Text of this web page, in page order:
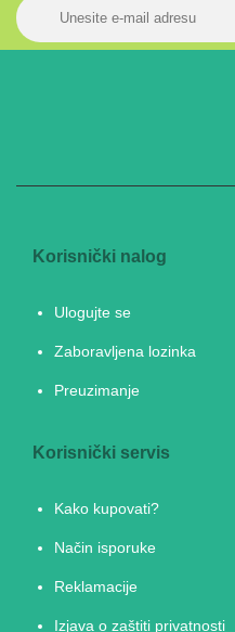
Korisnički nalog
Ulogujte se
Zaboravljena lozinka
Preuzimanje
Korisnički servis
Kako kupovati?
Način isporuke
Reklamacije
Izjava o zaštiti privatnosti